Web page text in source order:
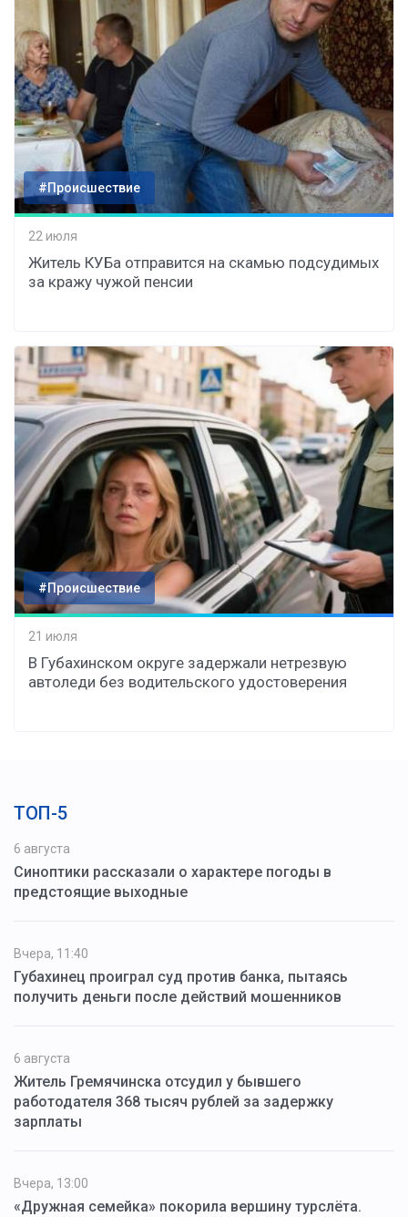
#Происшествие
22 июля
Житель КУБа отправится на скамью подсудимых
за кражу чужой пенсии
#Происшествие
21 июля
В Губахинском округе задержали нетрезвую
автоледи без водительского удостоверения
ТОП-5
6 августа
Синоптики рассказали о характере погоды в
предстоящие выходные
Вчера, 11:40
Губахинец проиграл суд против банка, пытаясь
получить деньги после действий мошенников
6 августа
Житель Гремячинска отсудил у бывшего
работодателя 368 тысяч рублей за задержку
зарплаты
Вчера, 13:00
«Дружная семейка» покорила вершину турслёта.